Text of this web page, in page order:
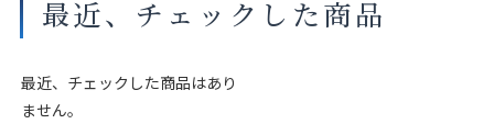
最近、チェックした商品
最近、チェックした商品はあり
ません。